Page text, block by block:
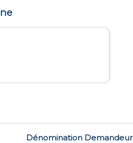
Dénomination Demandeur